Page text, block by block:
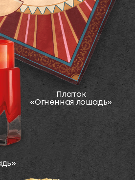
Декоративная
подставка
лошадь»
символы
Каждый
морской стихии и
красоты.